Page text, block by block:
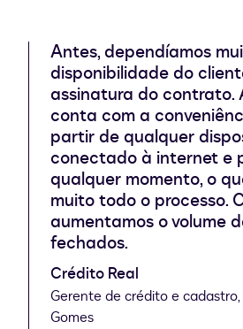
Antes, dependíamos
disponibilidade do
assinatura do contrato.
conta com a
partir de qualquer
conectado à internet e
qualquer momento, o
muito todo o processo.
aumentamos o volume
fechados.
Crédito Real
Gerente de crédito e
Gomes